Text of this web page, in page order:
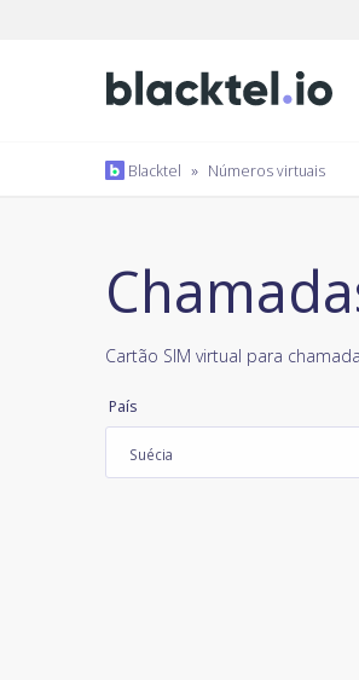
Blacktel » Números virtuais
Cartão SIM virtual para
País